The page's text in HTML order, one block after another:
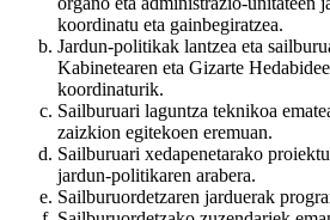
koordinatu eta gainbegiratzea.
Jardun-politikak lantzea eta
Kabinetearen eta Gizarte
koordinaturik.
Sailburuari laguntza teknikoa
zaizkion egitekoen eremuan.
Sailburuari xedapenetarako
jardun-politikaren arabera.
Sailburuordetzaren jarduerak